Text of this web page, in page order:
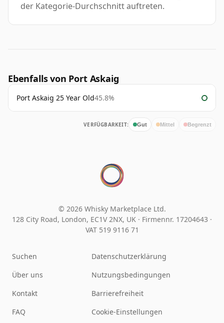
der Kategorie-Durchschnitt auftreten.
Ebenfalls von Port Askaig
Port Askaig 25 Year Old45.8%
VERFÜGBARKEIT: Gut Mittel Begrenzt
© 2026 Whisky Marketplace Ltd.
128 City Road, London, EC1V 2NX, UK · Firmennr. 17204643 ·
VAT 519 9116 71
Suchen
Über uns
Kontakt
FAQ
Datenschutzerklärung
Nutzungsbedingungen
Barrierefreiheit
Cookie-Einstellungen